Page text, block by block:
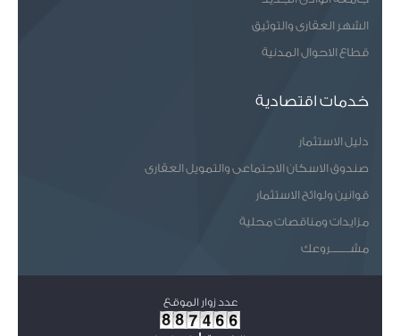
الشهر العقارى والتوثيق
قطاع الاحوال المدنية
خدمات اقتصادية
دليل الاستثمار
صندوق الاسكان الاجتماعى والتمويل العقارى
قوانين ولوائح الاستثمار
مزايدات ومناقصات محلية
مشـــــــروعك
عدد زوار الموقع